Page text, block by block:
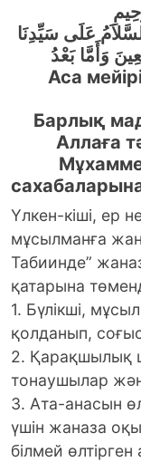
عَلَى سَيِّدِنَا
وَأَمَّا بَعْدُ
Аса
Барлық
Аллаға
Үлкен-кiшi, ер
мұсылманға
Табиинде”
қатарына
1. Бүлікші,
қолданып,
2. Қарақшылық
тонаушылар
3. Ата-анасын
үшін жаназа
бiлмей